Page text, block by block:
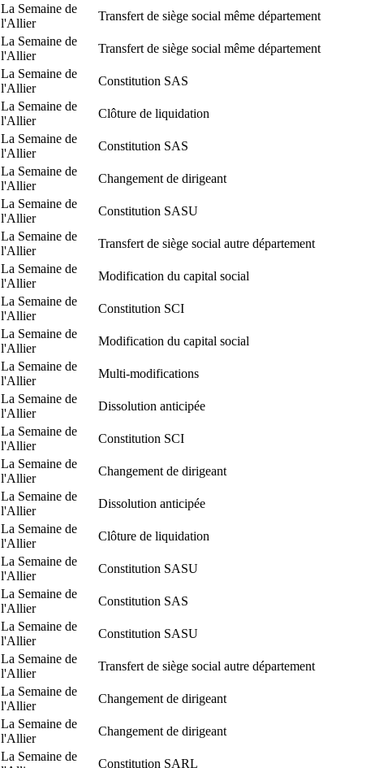
La Semaine de
l'Allier
Transfert de siège social même département
La Semaine de
l'Allier
Transfert de siège social même département
La Semaine de
l'Allier
Constitution SAS
La Semaine de
l'Allier
Clôture de liquidation
La Semaine de
l'Allier
Constitution SAS
La Semaine de
l'Allier
Changement de dirigeant
La Semaine de
l'Allier
Constitution SASU
La Semaine de
l'Allier
Transfert de siège social autre département
La Semaine de
l'Allier
Modification du capital social
La Semaine de
l'Allier
Constitution SCI
La Semaine de
l'Allier
Modification du capital social
La Semaine de
l'Allier
Multi-modifications
La Semaine de
l'Allier
Dissolution anticipée
La Semaine de
l'Allier
Constitution SCI
La Semaine de
l'Allier
Changement de dirigeant
La Semaine de
l'Allier
Dissolution anticipée
La Semaine de
l'Allier
Clôture de liquidation
La Semaine de
l'Allier
Constitution SASU
La Semaine de
l'Allier
Constitution SAS
La Semaine de
l'Allier
Constitution SASU
La Semaine de
l'Allier
Transfert de siège social autre département
La Semaine de
l'Allier
Changement de dirigeant
La Semaine de
l'Allier
Changement de dirigeant
La Semaine de
Constitution SARL